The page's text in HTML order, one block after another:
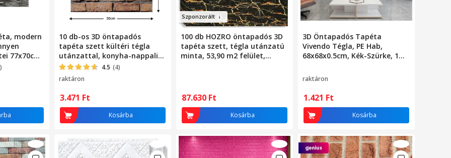
modern
77x70cm,
Selling
10 db-os 3D öntapadós
tapéta szett kültéri tégla
utánzattal, konyha-nappali
falra, könnyen tisztítható,
vízálló, öntapadó, 30x30 cm,
barna
4.5 (4)
raktáron
3.471 Ft
Kosárba
Szponzorált
100 db HOZRO öntapadós 3D
tapéta szett, tégla utánzatú
minta, 53,90 m2 felület,
87.630 Ft
Kosárba
3D Öntapadós Tapéta
Vivendo Tégla, PE Hab,
68x68x0.5cm, Kék-Szürke, 1
Könnyen Felhelyezhető,
Dekoratív Fali Panel, 3D
Burkolat Nappali Hálószoba
Konyha
raktáron
1.421 Ft
Kosárba